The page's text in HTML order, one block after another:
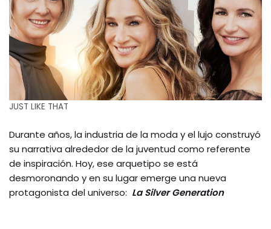
JUST LIKE THAT
Durante años, la industria de la moda y el lujo construyó
su narrativa alrededor de la juventud como referente
de inspiración. Hoy, ese arquetipo se está
desmoronando y en su lugar emerge una nueva
protagonista del universo: La Silver Generation